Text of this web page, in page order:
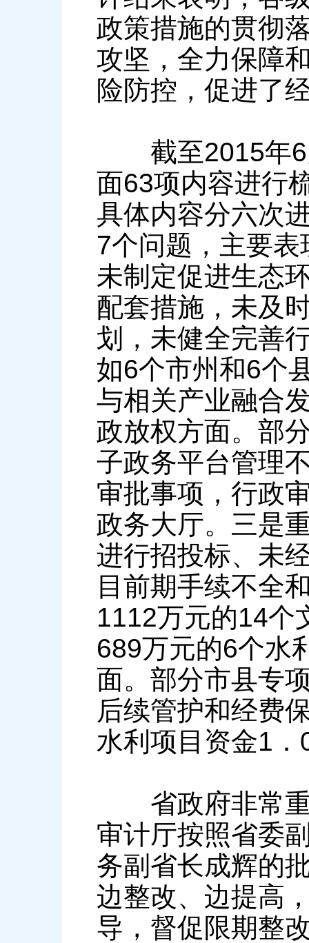
政策措施的贯彻
攻坚，全力保障
险防控，促进了
截至2015年6
面63项内容进行
具体内容分六次
7个问题，主要
未制定促进生态
配套措施，未及
划，未健全完善
如6个市州和6个
与相关产业融合
政放权方面。部
子政务平台管理
审批事项，行政
政务大厅。三是
进行招投标、未
目前期手续不全
1112万元的14个
689万元的6个水
面。部分市县专
后续管护和经费
水利项目资金1
省政府非常重
审计厅按照省委
务副省长成辉的
边整改、边提高
导，督促限期整